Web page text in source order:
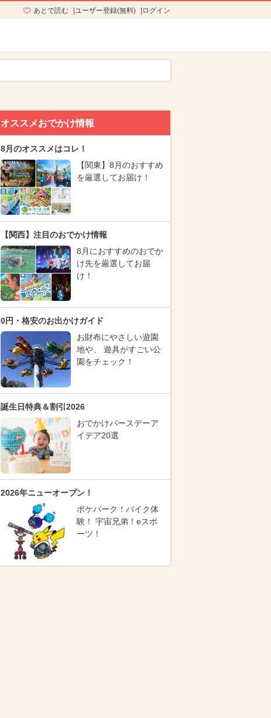
あとで読む ユーザー登録(無料) ログイン
オススメおでかけ情報
8月のオススメはコレ！
【関東】8月のおすすめ
を厳選してお届け！
【関西】注目のおでかけ情報
8月におすすめのおでか
け先を厳選してお届
け！
0円・格安のお出かけガイド
お財布にやさしい遊園
地や、 遊具がすごい公
園をチェック！
誕生日特典＆割引2026
おでかけバースデーア
イデア20選
2026年ニューオープン！
ポケパーク！バイク体
験！ 宇宙兄弟！eスポ
ーツ！